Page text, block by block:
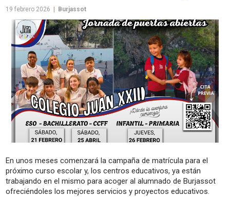
19 febrero 2026 Burjassot
En unos meses comenzará la campaña de matrícula para el
próximo curso escolar y, los centros educativos, ya están
trabajando en el mismo para acoger al alumnado de Burjassot
ofreciéndoles los mejores servicios y proyectos educativos.